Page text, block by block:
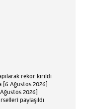
rekor kırıldı
Ağustos 2026]
2026]
paylaşıldı